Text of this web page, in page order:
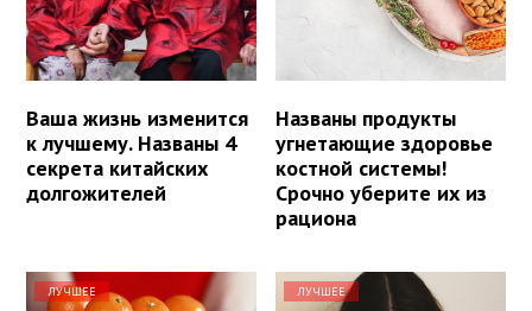
Ваша жизнь изменится
к лучшему. Названы 4
секрета китайских
долгожителей
Названы продукты
угнетающие здоровье
костной системы!
Срочно уберите их из
рациона
ЛУЧШЕЕ ЛУЧШЕЕ